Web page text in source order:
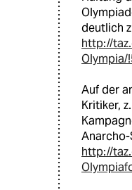
deutlich
http://
Olympia/
Auf der
Kritiker,
http://